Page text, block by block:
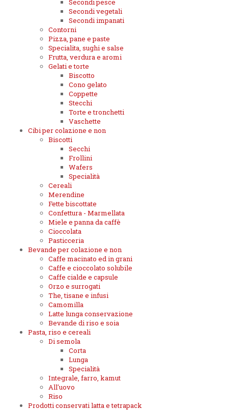
Secondi pesce
Secondi vegetali
Secondi impanati
Contorni
Pizza, pane e paste
Specialita, sughi e salse
Frutta, verdura e aromi
Gelati e torte
Biscotto
Cono gelato
Coppette
Stecchi
Torte e tronchetti
Vaschette
Cibi per colazione e non
Biscotti
Secchi
Frollini
Wafers
Specialità
Cereali
Merendine
Fette biscottate
Confettura - Marmellata
Miele e panna da caffè
Cioccolata
Pasticceria
Bevande per colazione e non
Caffe macinato ed in grani
Caffe e cioccolato solubile
Caffe cialde e capsule
Orzo e surrogati
The, tisane e infusi
Camomilla
Latte lunga conservazione
Bevande di riso e soia
Pasta, riso e cereali
Di semola
Corta
Lunga
Specialità
Integrale, farro, kamut
All'uovo
Riso
Prodotti conservati latta e tetrapack